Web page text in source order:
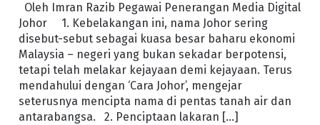
Oleh Imran Razib Pegawai Penerangan Media Digital
Johor 1. Kebelakangan ini, nama Johor sering
disebut-sebut sebagai kuasa besar baharu ekonomi
Malaysia – negeri yang bukan sekadar berpotensi,
tetapi telah melakar kejayaan demi kejayaan. Terus
mendahului dengan ‘Cara Johor’, mengejar
seterusnya mencipta nama di pentas tanah air dan
antarabangsa. 2. Penciptaan lakaran […]